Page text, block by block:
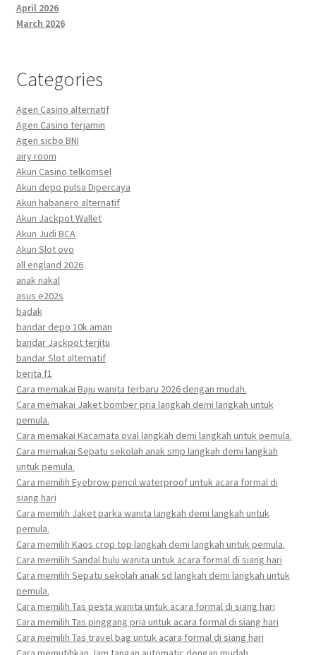
April 2026
March 2026
Categories
Agen Casino alternatif
Agen Casino terjamin
Agen sicbo BNI
airy room
Akun Casino telkomsel
Akun depo pulsa Dipercaya
Akun habanero alternatif
Akun Jackpot Wallet
Akun Judi BCA
Akun Slot ovo
all england 2026
anak nakal
asus e202s
badak
bandar depo 10k aman
bandar Jackpot terjitu
bandar Slot alternatif
berita f1
Cara memakai Baju wanita terbaru 2026 dengan mudah.
Cara memakai Jaket bomber pria langkah demi langkah untuk
pemula.
Cara memakai Kacamata oval langkah demi langkah untuk pemula.
Cara memakai Sepatu sekolah anak smp langkah demi langkah
untuk pemula.
Cara memilih Eyebrow pencil waterproof untuk acara formal di
siang hari
Cara memilih Jaket parka wanita langkah demi langkah untuk
pemula.
Cara memilih Kaos crop top langkah demi langkah untuk pemula.
Cara memilih Sandal bulu wanita untuk acara formal di siang hari
Cara memilih Sepatu sekolah anak sd langkah demi langkah untuk
pemula.
Cara memilih Tas pesta wanita untuk acara formal di siang hari
Cara memilih Tas pinggang pria untuk acara formal di siang hari
Cara memilih Tas travel bag untuk acara formal di siang hari